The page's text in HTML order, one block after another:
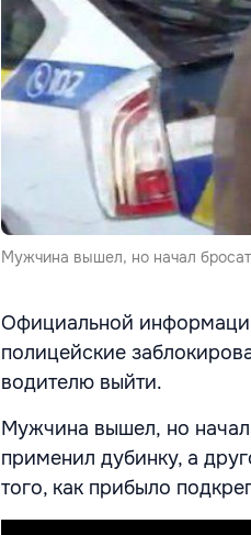
Мужчина вышел, но начал
Официальной
полицейские
водителю выйти.
Мужчина вышел, но начал
применил дубинку, а
того, как прибыло